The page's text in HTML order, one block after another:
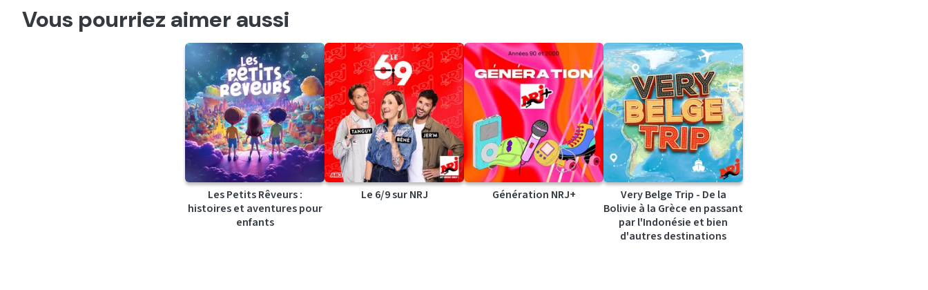
Vous pourriez aimer aussi
Les Petits Rêveurs :
histoires et aventures pour
enfants
Le 6/9 sur NRJ Génération NRJ+
Very Belge Trip - De la
Bolivie à la Grèce en passant
par l'Indonésie et bien
d'autres destinations